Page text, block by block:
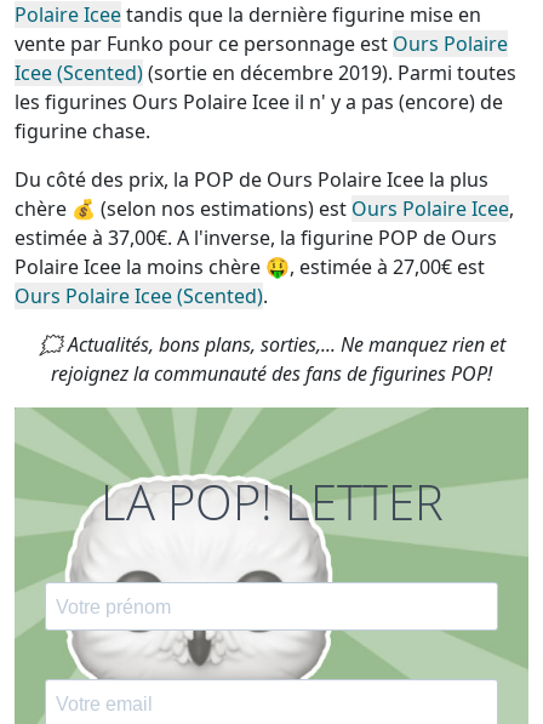
Polaire Iceetandis que la dernière figurine mise en
vente par Funko pour ce personnage est Ours Polaire
Icee (Scented)(sortie en décembre 2019). Parmi toutes
les figurines Ours Polaire Icee il n' y a pas (encore) de
figurine chase.
Du côté des prix, la POP de Ours Polaire Icee la plus
chère 💰 (selon nos estimations) est Ours Polaire Icee,
estimée à 37,00€. A l'inverse, la figurine POP de Ours
Polaire Icee la moins chère 🤑, estimée à 27,00€ est
Ours Polaire Icee (Scented).
🗯 Actualités, bons plans, sorties,... Ne manquez rien et
rejoignez la communauté des fans de figurines POP!
LA POP! LETTER